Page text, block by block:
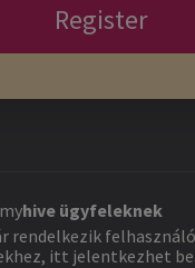
Register
myhive ügyfeleknek
rendelkezik
itt jelentkezhet be.